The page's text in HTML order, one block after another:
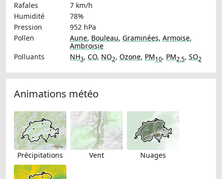
Rafales
7 km/h
Humidité
78%
Pression
952 hPa
Pollen
Aune, Bouleau, Graminées, Armoise,
Ambroisie
Polluants
NH3, CO, NO2, Ozone, PM10, PM2.5, SO2
Animations météo
Précipitations Vent Nuages